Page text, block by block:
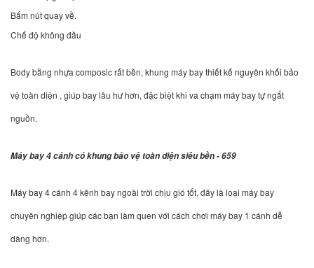
Bấm nút quay về.
Chế độ không đầu
Body bằng nhựa composic rất bền, khung máy bay thiết kế nguyên khối bảo
vệ toàn diện , giúp bay lâu hư hơn, đặc biệt khi va chạm máy bay tự ngắt
nguồn.
Máy bay 4 cánh có khung bảo vệ toàn diện siêu bền - 659
Máy bay 4 cánh 4 kênh bay ngoài trời chịu gió tốt, đây là loại máy bay
chuyên nghiệp giúp các bạn làm quen với cách chơi máy bay 1 cánh dễ
dàng hơn.